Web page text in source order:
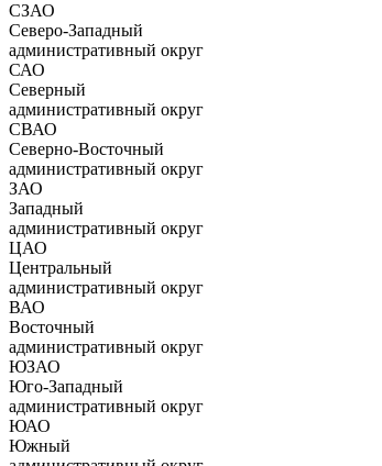
СЗАО
Северо-Западный
административный округ
САО
Северный
административный округ
СВАО
Северно-Восточный
административный округ
ЗАО
Западный
административный округ
ЦАО
Центральный
административный округ
ВАО
Восточный
административный округ
ЮЗАО
Юго-Западный
административный округ
ЮАО
Южный